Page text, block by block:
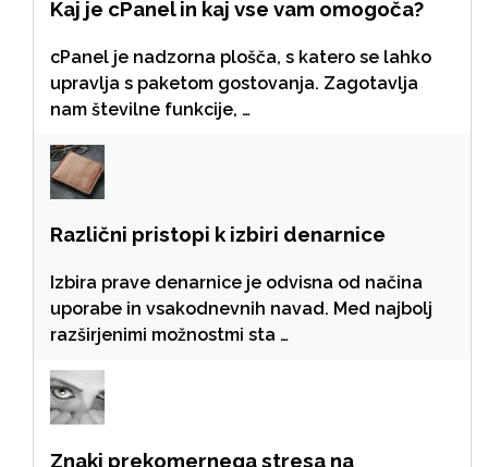
Kaj je cPanel in kaj vse vam omogoča?
cPanel je nadzorna plošča, s katero se lahko
upravlja s paketom gostovanja. Zagotavlja
nam številne funkcije, …
Različni pristopi k izbiri denarnice
Izbira prave denarnice je odvisna od načina
uporabe in vsakodnevnih navad. Med najbolj
razširjenimi možnostmi sta …
Znaki prekomernega stresa na